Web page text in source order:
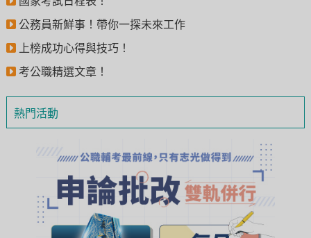
公務員新鮮事！帶你一探未來工作
上榜成功心得與技巧！
考公職精選文章！
熱門活動